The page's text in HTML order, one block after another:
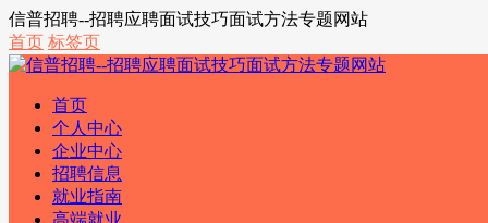
信普招聘--招聘应聘面试技巧面试方法专题网站
首页 标签页
首页
个人中心
企业中心
招聘信息
就业指南
高端就业